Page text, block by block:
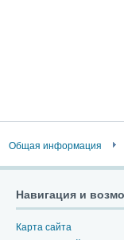
Общая информация
Навигация и
Карта сайта